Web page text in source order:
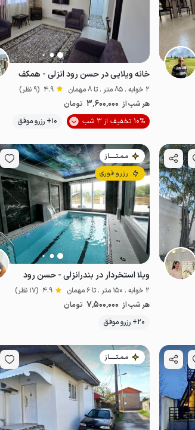
موقعیت در نقشه
موقعیت در نقشه
خانه ویلایی در حسن رود انزلی - همکف
2 خوابه . 85 متر . تا 8 مهمان 4.9 (9 نظر)
هر شب از 3٬600٬000 تومان
10% تخفیف از 3 شب
10+ رزرو موفق
موقعیت در نقشه
موقعیت در نقشه
مـمـتــــــاز
رزرو فوری
ویلا استخردار در بندرانزلی - حسن رود
2 خوابه . 150 متر . تا 6 مهمان 4.9 (17 نظر)
هر شب از 7٬500٬000 تومان
20+ رزرو موفق
مـمـتــــــاز